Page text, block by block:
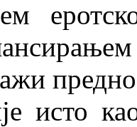
исто